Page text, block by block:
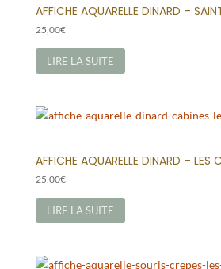
AFFICHE AQUARELLE DINARD –
25,00€
LIRE LA SUITE
AFFICHE AQUARELLE DINARD – LES
25,00€
LIRE LA SUITE